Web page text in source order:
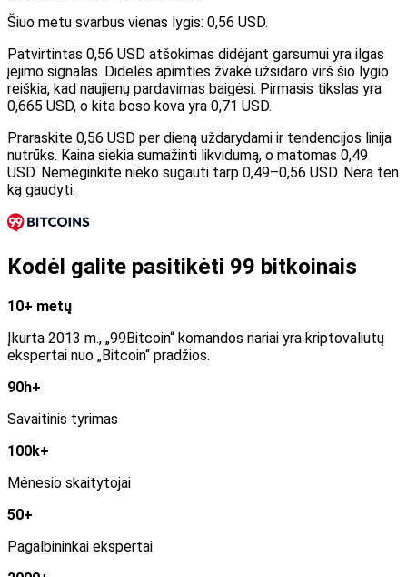
Šiuo metu svarbus vienas lygis: 0,56 USD.
Patvirtintas 0,56 USD atšokimas didėjant garsumui yra ilgas
įėjimo signalas. Didelės apimties žvakė užsidaro virš šio lygio
reiškia, kad naujienų pardavimas baigėsi. Pirmasis tikslas yra
0,665 USD, o kita boso kova yra 0,71 USD.
Praraskite 0,56 USD per dieną uždarydami ir tendencijos linija
nutrūks. Kaina siekia sumažinti likvidumą, o matomas 0,49
USD. Nemėginkite nieko sugauti tarp 0,49–0,56 USD. Nėra ten
ką gaudyti.
Kodėl galite pasitikėti 99 bitkoinais
10+ metų
Įkurta 2013 m., „99Bitcoin“ komandos nariai yra kriptovaliutų
ekspertai nuo „Bitcoin“ pradžios.
90h+
Savaitinis tyrimas
100k+
Mėnesio skaitytojai
50+
Pagalbininkai ekspertai